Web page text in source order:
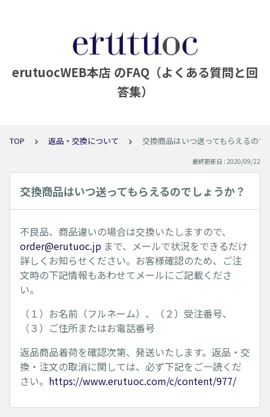
erutuocWEB本店 のFAQ（よくある質問と回
答集）
TOP 返品・交換について 交換商品はいつ送ってもらえるので
最終更新日 : 2020/09/22
交換商品はいつ送ってもらえるのでしょうか？
不良品、商品違いの場合は交換いたしますので、
order@erutuoc.jp まで、メールで状況をできるだけ
詳しくお知らせください。お客様確認のため、ご注
文時の下記情報もあわせてメールにご記載くださ
い。
（１）お名前（フルネーム）、（２）受注番号、
（３）ご住所またはお電話番号
返品商品着荷を確認次第、発送いたします。返品・交
換・注文の取消に関しては、必ず下記をご一読くだ
さい。 https://www.erutuoc.com/c/content/977/